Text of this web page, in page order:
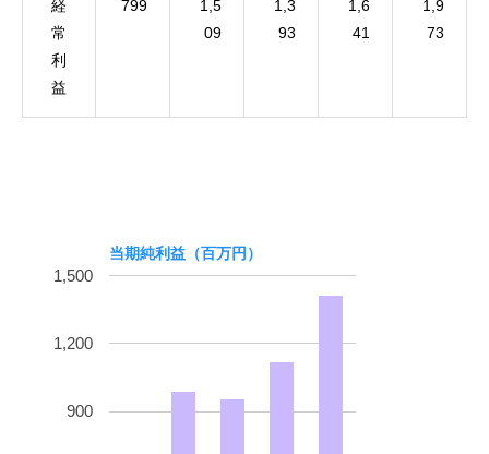
経
常
利
益
799
1,5
09
1,3
93
1,6
41
1,9
73
当期純利益（百万円）
900
1,200
1,500